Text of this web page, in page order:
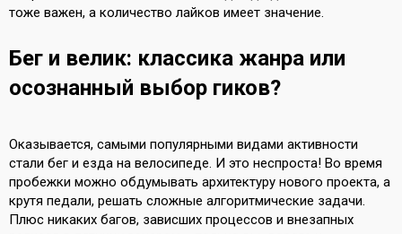
тоже важен, а количество лайков имеет значение.
Бег и велик: классика жанра или
осознанный выбор гиков?
Оказывается, самыми популярными видами активности
стали бег и езда на велосипеде. И это неспроста! Во время
пробежки можно обдумывать архитектуру нового проекта, а
крутя педали, решать сложные алгоритмические задачи.
Плюс никаких багов, зависших процессов и внезапных